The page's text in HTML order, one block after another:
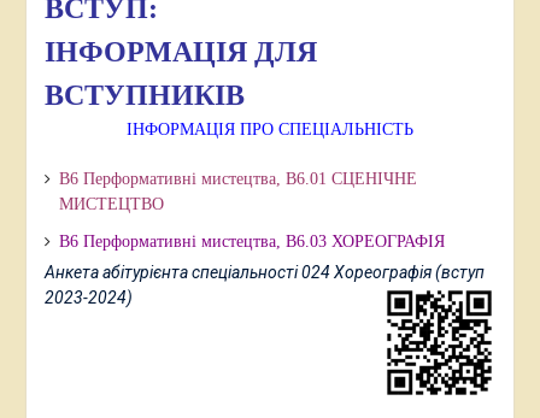
ВСТУП:
ІНФОРМАЦІЯ ДЛЯ
ВСТУПНИКІВ
ІНФОРМАЦІЯ ПРО СПЕЦІАЛЬНІСТЬ
В6 Перформативні мистецтва, В6.01 СЦЕНІЧНЕ
МИСТЕЦТВО
В6 Перформативні мистецтва, В6.03 ХОРЕОГРАФІЯ
Анкета абітурієнта спеціальності 024 Хореографія (вступ
2023-2024)